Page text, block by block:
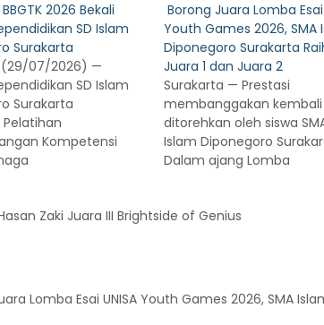
2026 Bekali
SD Islam
Surakarta
(29/07/2026) —
SD Islam
Surakarta
Kompetensi
Borong Juara Lomba Esai
Youth Games 2026, SMA
Diponegoro Surakarta
Juara 1 dan Juara 2
Surakarta — Prestasi
membanggakan kembali
ditorehkan oleh siswa
Islam Diponegoro
Dalam ajang Lomba
Zaki Juara III Brightside of Genius
Lomba Esai UNISA Youth Games 2026, SMA